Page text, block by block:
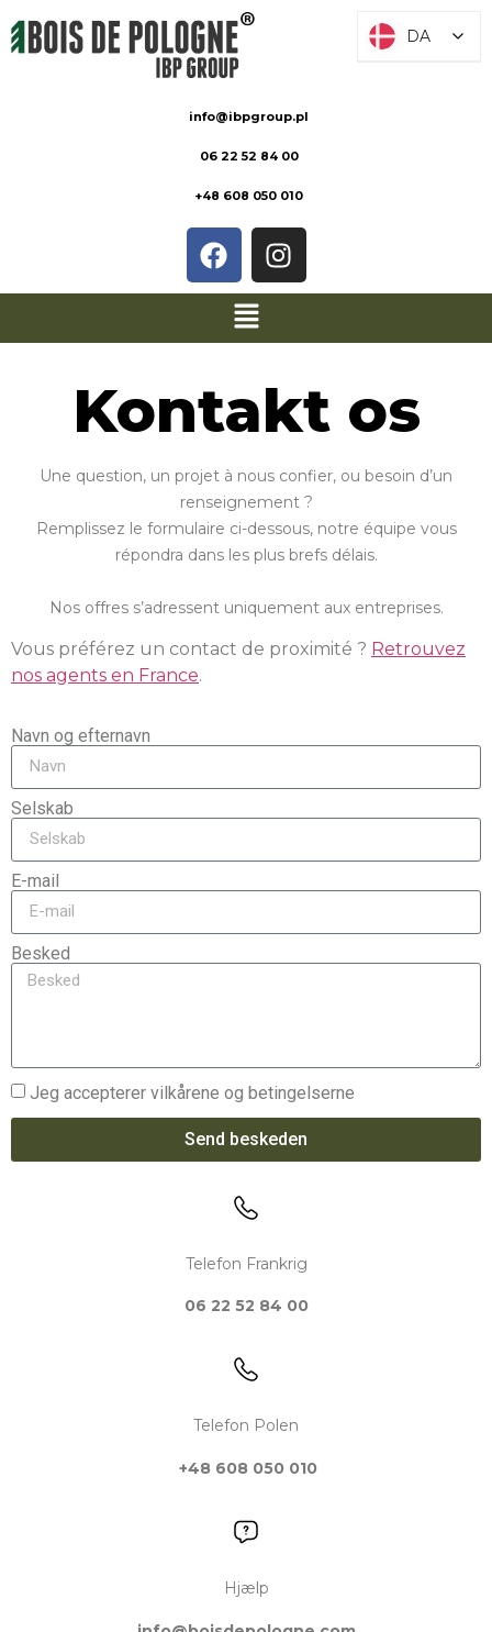
info@ibpgroup.pl
06 22 52 84 00
+48 608 050 010
Kontakt os
Une question, un projet à nous confier, ou besoin d’un
renseignement ?
Remplissez le formulaire ci-dessous, notre équipe vous
répondra dans les plus brefs délais.
Nos offres s’adressent uniquement aux entreprises.
Vous préférez un contact de proximité ? Retrouvez
nos agents en France.
Navn og efternavn
Selskab
E-mail
Besked
Jeg accepterer vilkårene og betingelserne
Send beskeden
Telefon Frankrig
06 22 52 84 00
Telefon Polen
+48 608 050 010
Hjælp
DA
DA